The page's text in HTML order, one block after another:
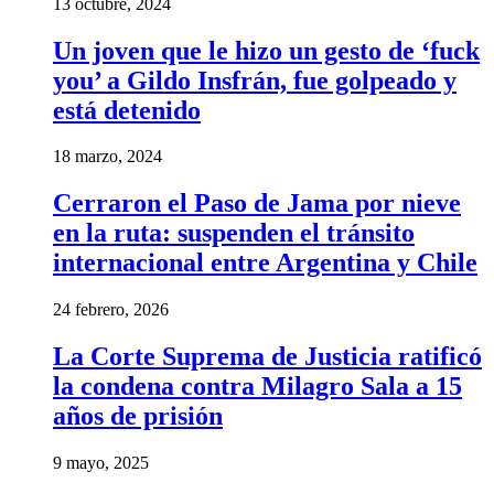
Un joven que le hizo un gesto de ‘fuck
you’ a Gildo Insfrán, fue golpeado y
está detenido
18 marzo, 2024
Cerraron el Paso de Jama por nieve
en la ruta: suspenden el tránsito
internacional entre Argentina y Chile
24 febrero, 2026
La Corte Suprema de Justicia ratificó
la condena contra Milagro Sala a 15
años de prisión
9 mayo, 2025